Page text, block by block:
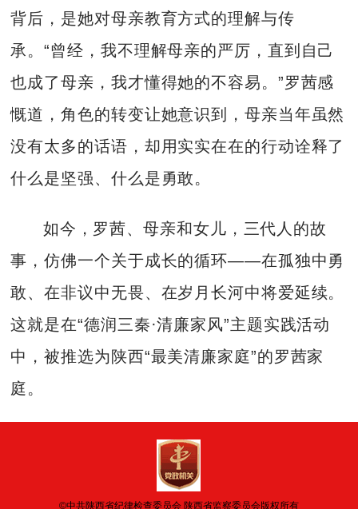
背后，是她对母亲教育方式的理解与传
承。“曾经，我不理解母亲的严厉，直到自己
也成了母亲，我才懂得她的不容易。”罗茜感
慨道，角色的转变让她意识到，母亲当年虽然
没有太多的话语，却用实实在在的行动诠释了
什么是坚强、什么是勇敢。
如今，罗茜、母亲和女儿，三代人的故
事，仿佛一个关于成长的循环——在孤独中勇
敢、在非议中无畏、在岁月长河中将爱延续。
这就是在“德润三秦·清廉家风”主题实践活动
中，被推选为陕西“最美清廉家庭”的罗茜家
庭。
©中共陕西省纪律检查委员会 陕西省监察委员会版权所有